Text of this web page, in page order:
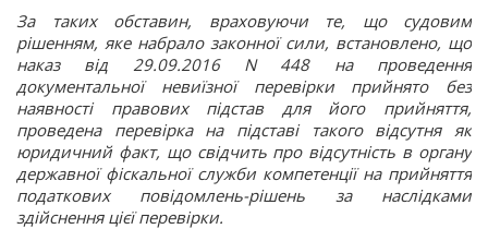
За таких обставин, враховуючи те, що судовим
рішенням, яке набрало законної сили, встановлено, що
наказ від 29.09.2016 N 448 на проведення
документальної невиїзної перевірки прийнято без
наявності правових підстав для його прийняття,
проведена перевірка на підставі такого відсутня як
юридичний факт, що свідчить про відсутність в органу
державної фіскальної служби компетенції на прийняття
податкових повідомлень-рішень за наслідками
здійснення цієї перевірки.